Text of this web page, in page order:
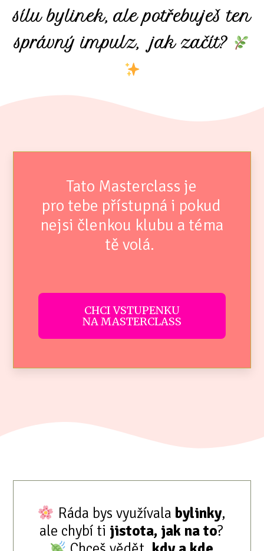
sílu bylinek, ale potřebuješ ten
správný impulz, jak začít?
Tato Masterclass je
pro tebe přístupná i pokud
nejsi členkou klubu a téma
tě volá.
CHCI VSTUPENKU
NA MASTERCLASS
Ráda bys využívala bylinky,
ale chybí ti jistota, jak na to?